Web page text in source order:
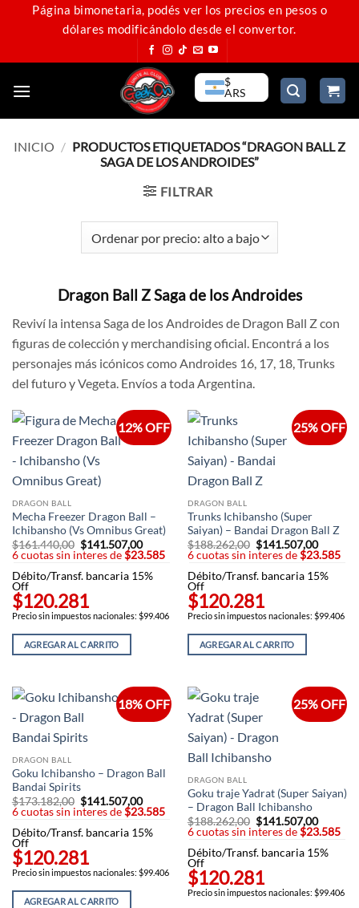
Página bimonetaria, podés ver los precios en pesos o
dólares modificándolo desde el convertor.
$
ARS
INICIO / PRODUCTOS ETIQUETADOS “DRAGON BALL Z
SAGA DE LOS ANDROIDES”
FILTRAR
Dragon Ball Z Saga de los Androides
Reviví la intensa Saga de los Androides de Dragon Ball Z con
figuras de colección y merchandising oficial. Encontrá a los
personajes más icónicos como Androides 16, 17, 18, Trunks
del futuro y Vegeta. Envíos a toda Argentina.
12% OFF
DRAGON BALL
Mecha Freezer Dragon Ball –
Ichibansho (Vs Omnibus Great)
$161.440,00 El
precio
era:
$141.507,00El
precio
es:
$141.507,00.
6 cuotas sin interes de$23.585
Débito/Transf. bancaria 15%
Off
$120.281
Precio sin impuestos nacionales: $99.406
AGREGAR AL CARRITO
25% OFF
DRAGON BALL
Trunks Ichibansho (Super
Saiyan) – Bandai Dragon Ball Z
$188.262,00 El
precio
era:
$141.507,00El
precio
es:
6 cuotas sin interes de$23.585
Débito/Transf. bancaria 15%
Off
$120.281
Precio sin impuestos nacionales: $99.406
AGREGAR AL CARRITO
18% OFF
DRAGON BALL
Goku Ichibansho – Dragon Ball
Bandai Spirits
$173.182,00 El
precio
era:
$141.507,00El
precio
es:
6 cuotas sin interes de$23.585
Débito/Transf. bancaria 15%
Off
$120.281
Precio sin impuestos nacionales: $99.406
AGREGAR AL CARRITO
25% OFF
DRAGON BALL
Goku traje Yadrat (Super Saiyan)
– Dragon Ball Ichibansho
$188.262,00 El
precio
era:
$141.507,00El
precio
es:
6 cuotas sin interes de$23.585
Débito/Transf. bancaria 15%
Off
$120.281
Precio sin impuestos nacionales: $99.406